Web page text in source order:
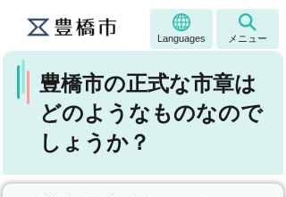
Languages メニュー
豊橋市の正式な市章は
どのようなものなので
しょうか？